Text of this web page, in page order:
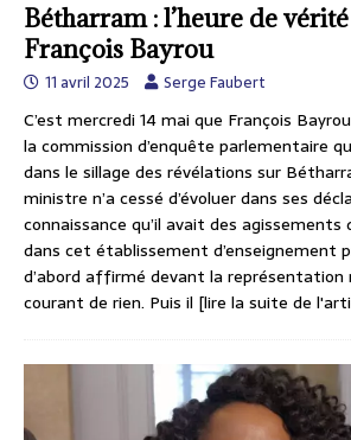
Bétharram : l’heure de
François Bayrou
11 avril 2025 Serge Faubert
C’est mercredi 14 mai que François
la commission d’enquête parlementaire
dans le sillage des révélations sur
ministre n’a cessé d’évoluer dans ses
connaissance qu’il avait des agissements
dans cet établissement d’enseignement
d’abord affirmé devant la représentation
courant de rien. Puis il [lire la suite de